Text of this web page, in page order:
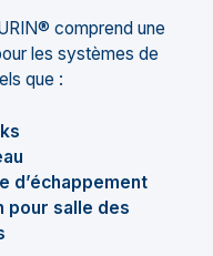
comprend une
les systèmes de
que :
d’échappement
pour salle des